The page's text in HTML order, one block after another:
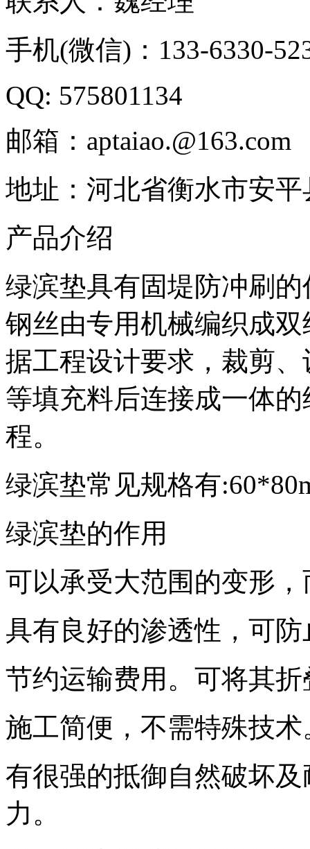
手机(微信)：133-6330-
QQ: 575801134
邮箱：aptaiao.@163.com
地址：河北省衡水市安
产品介绍
绿滨垫具有固堤防冲刷
钢丝由专用机械编织成
据工程设计要求，裁剪
等填充料后连接成一体
程。
绿滨垫常见规格有
绿滨垫的作用
可以承受大范围的变形
具有良好的渗透性，可
节约运输费用。可将其
施工简便，不需特殊技术
有很强的抵御自然破坏
力。